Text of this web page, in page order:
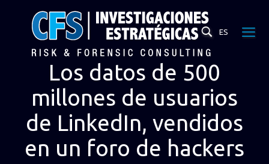
ES
Los datos de 500
millones de usuarios
de LinkedIn, vendidos
en un foro de hackers